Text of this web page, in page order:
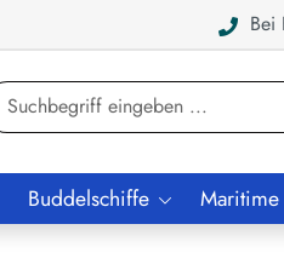
Bei
Buddelschiffe